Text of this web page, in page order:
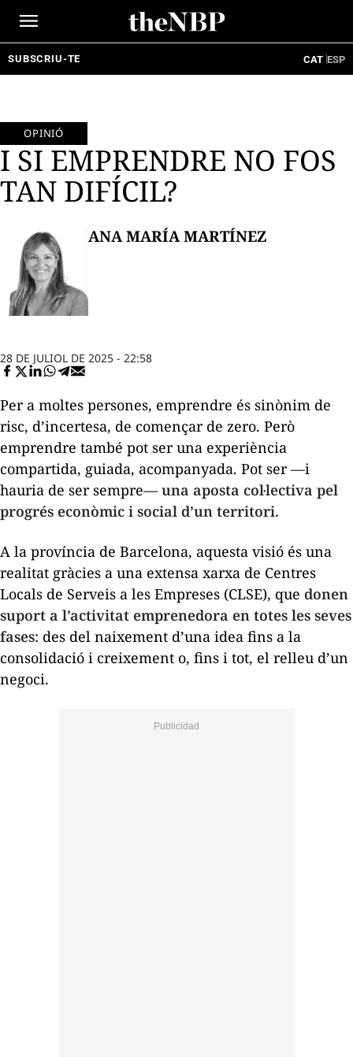
SUBSCRIU-TE CAT ESP
OPINIÓ
I SI EMPRENDRE NO FOS
TAN DIFÍCIL?
ANA MARÍA MARTÍNEZ
28 DE JULIOL DE 2025 - 22:58
Per a moltes persones, emprendre és sinònim de
risc, d’incertesa, de començar de zero. Però
emprendre també pot ser una experiència
compartida, guiada, acompanyada. Pot ser —i
hauria de ser sempre— una aposta col·lectiva pel
progrés econòmic i social d’un territori.
A la província de Barcelona, aquesta visió és una
realitat gràcies a una extensa xarxa de Centres
Locals de Serveis a les Empreses (CLSE), que donen
suport a l’activitat emprenedora en totes les seves
fases: des del naixement d’una idea fins a la
consolidació i creixement o, fins i tot, el relleu d’un
negoci.